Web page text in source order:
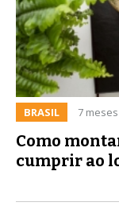
BRASIL 7
Como
cumprir ao